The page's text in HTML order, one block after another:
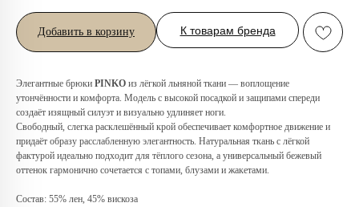
Добавить в корзину К товарам бренда
Элегантные брюки PINKO из лёгкой льняной ткани — воплощение
утончённости и комфорта. Модель с высокой посадкой и защипами спереди
создаёт изящный силуэт и визуально удлиняет ноги.
Свободный, слегка расклешённый крой обеспечивает комфортное движение и
придаёт образу расслабленную элегантность. Натуральная ткань с лёгкой
фактурой идеально подходит для тёплого сезона, а универсальный бежевый
оттенок гармонично сочетается с топами, блузами и жакетами.
Состав: 55% лен, 45% вискоза
Любую вещь можно
примерить в нашем бутике